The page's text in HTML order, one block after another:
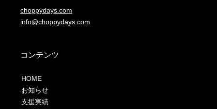
choppydays.com
info@choppydays.com
コンテンツ
HOME
お知らせ
支援実績